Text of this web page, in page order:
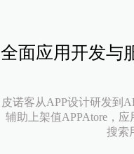
全面应用开发与
皮诺客从APP设计研发到
辅助上架值APPAtore，
搜索